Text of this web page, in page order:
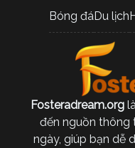
Bóng đáDu lịch
Fosteradream.org
đến nguồn thông
ngày, giúp bạn dễ